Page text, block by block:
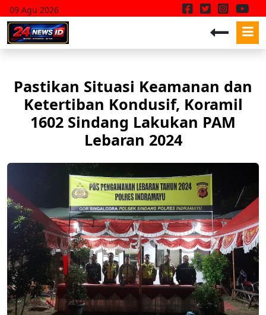
09 Agu 2026
Pastikan Situasi Keamanan dan
Ketertiban Kondusif, Koramil
1602 Sindang Lakukan PAM
Lebaran 2024